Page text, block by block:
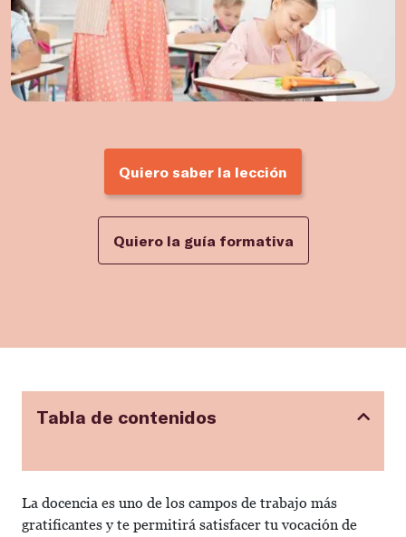
Quiero saber la lección
Quiero la guía formativa
Tabla de contenidos
La docencia es uno de los campos de trabajo más
gratificantes y te permitirá satisfacer tu vocación de